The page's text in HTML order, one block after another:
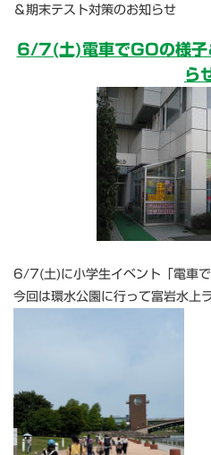
＆期末テスト対策のお知らせ
6/7(土)電車でGOの様子
ら
6/7(土)に小学生イベント「電車
今回は環水公園に行って富岩水上